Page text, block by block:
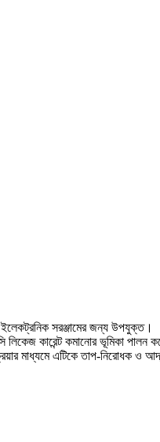
সরঞ্জামের জন্য উপযুক্ত।
লিকেজ কারেন্ট কমানোর ভূমিকা
মাধ্যমে এটিকে তাপ-নিরোধক ও